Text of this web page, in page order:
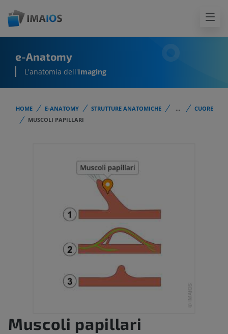
e-Anatomy
L'anatomia dell'Imaging
HOME E-ANATOMY STRUTTURE ANATOMICHE ...
CUORE
MUSCOLI PAPILLARI
Muscoli papillari